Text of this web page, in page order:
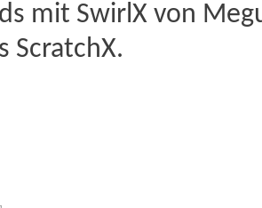
mit SwirlX von
ScratchX.